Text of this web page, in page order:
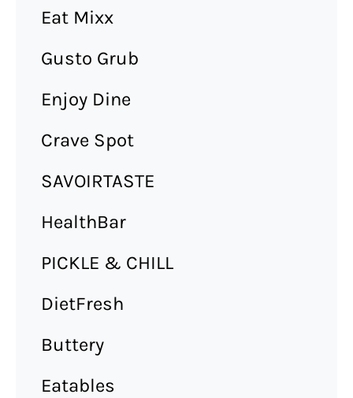
Eat Mixx
Gusto Grub
Enjoy Dine
Crave Spot
SAVOIRTASTE
HealthBar
PICKLE & CHILL
DietFresh
Buttery
Eatables